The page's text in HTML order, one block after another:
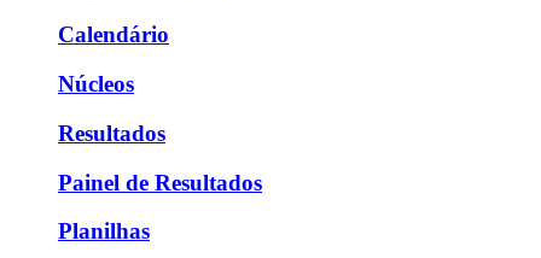
Calendário
Núcleos
Resultados
Painel de Resultados
Planilhas